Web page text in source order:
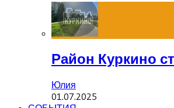
Район Куркино
Юлия
01.07.2025